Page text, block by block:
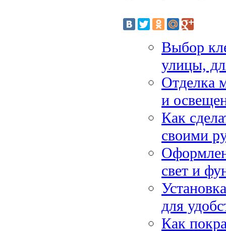
Выбор
улицы,
Отделка
и
Как
своими
свет и
для
Как